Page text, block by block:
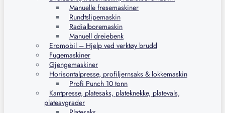
Manuelle fresemaskiner
Rundtslipemaskin
Radialboremaskin
Manuell dreiebenk
Eromobil – Hjelp ved verktøy brudd
Fugemaskiner
Gjengemaskiner
Horisontalpresse, profiljernsaks & lokkemaskin
Profi Punch 10 tonn
Kantpresse, platesaks, plateknekke, platevals,
plateavgrader